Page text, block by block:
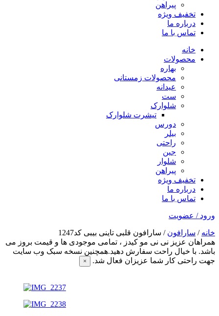
پیراهن
تخفیف ویژه
درباره ما
تماس با ما
خانه
محصولات
بهاره
محصولات زمستانی
عیدانه
ست
شلوارک
تیشرت شلوارک
دورس
بیلر
راحتی
جین
شلوار
پیراهن
تخفیف ویژه
درباره ما
تماس با ما
ورود / عضویت
خانه / سارافون / سارافون قلبی تاینی بیبی کد1247
همراهان عزیز نی نی مو کیدز ، تمامی موجودی ها و قیمت بروز می
باشد. با خیال راحت سفارش دهید.همچنین نسخه سبک وب سایت
جهت راحتی کار شما عزیزان فعال شد.
×